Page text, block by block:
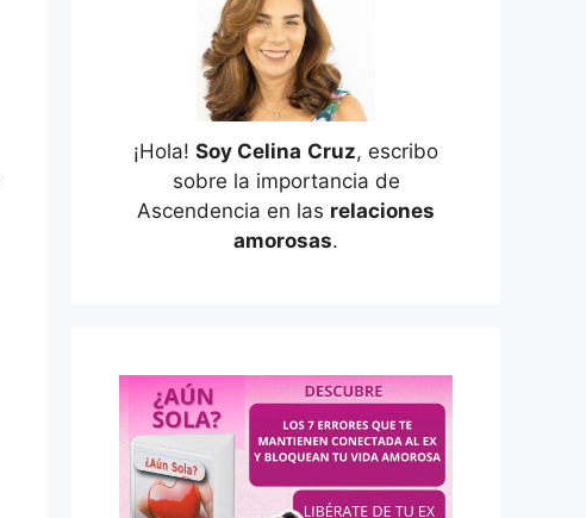
¡Hola! Soy Celina Cruz, escribo
sobre la importancia de
Ascendencia en las relaciones
amorosas.